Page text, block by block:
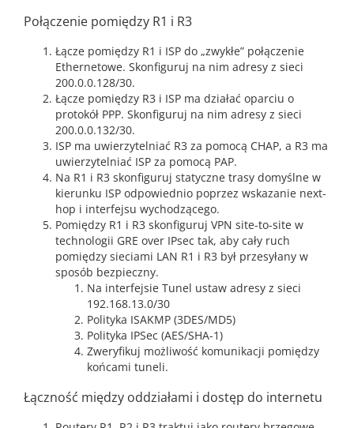
Połączenie pomiędzy R1 i R3
Łącze pomiędzy R1 i ISP do „zwykłe” połączenie
Ethernetowe. Skonfiguruj na nim adresy z sieci
200.0.0.128/30.
Łącze pomiędzy R3 i ISP ma działać oparciu o
protokół PPP. Skonfiguruj na nim adresy z sieci
200.0.0.132/30.
ISP ma uwierzytelniać R3 za pomocą CHAP, a R3 ma
uwierzytelniać ISP za pomocą PAP.
Na R1 i R3 skonfiguruj statyczne trasy domyślne w
kierunku ISP odpowiednio poprzez wskazanie next-
hop i interfejsu wychodzącego.
Pomiędzy R1 i R3 skonfiguruj VPN site-to-site w
technologii GRE over IPsec tak, aby cały ruch
pomiędzy sieciami LAN R1 i R3 był przesyłany w
sposób bezpieczny.
Na interfejsie Tunel ustaw adresy z sieci
192.168.13.0/30
Polityka ISAKMP (3DES/MD5)
Polityka IPSec (AES/SHA-1)
Zweryfikuj możliwość komunikacji pomiędzy
końcami tuneli.
Łączność między oddziałami i dostęp do internetu